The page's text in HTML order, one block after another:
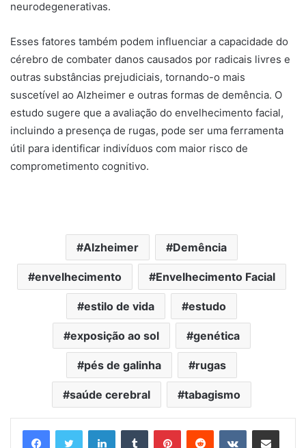
neurodegenerativas.
Esses fatores também podem influenciar a capacidade do
cérebro de combater danos causados por radicais livres e
outras substâncias prejudiciais, tornando-o mais
suscetível ao Alzheimer e outras formas de demência. O
estudo sugere que a avaliação do envelhecimento facial,
incluindo a presença de rugas, pode ser uma ferramenta
útil para identificar indivíduos com maior risco de
comprometimento cognitivo.
Alzheimer Demência
envelhecimento Envelhecimento Facial
estilo de vida estudo
exposição ao sol genética
pés de galinha rugas
saúde cerebral tabagismo